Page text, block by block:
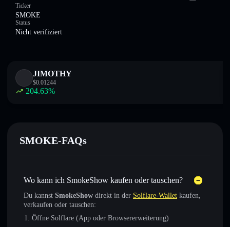
Ticker
SMOKE
Status
Nicht verifiziert
JIMOTHY
$0.01244
204.63%
SMOKE-FAQs
Wo kann ich SmokeShow kaufen oder tauschen?
Du kannst SmokeShow direkt in der Solflare-Wallet kaufen,
verkaufen oder tauschen:
Öffne Solflare (App oder Browsererweiterung)